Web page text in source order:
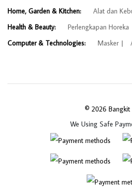
Home, Garden & Kitchen:
Alat dan
Health & Beauty:
Perlengkapan Horeka
Computer & Technologies:
Masker
© 2026 Bangkit
We Using Safe